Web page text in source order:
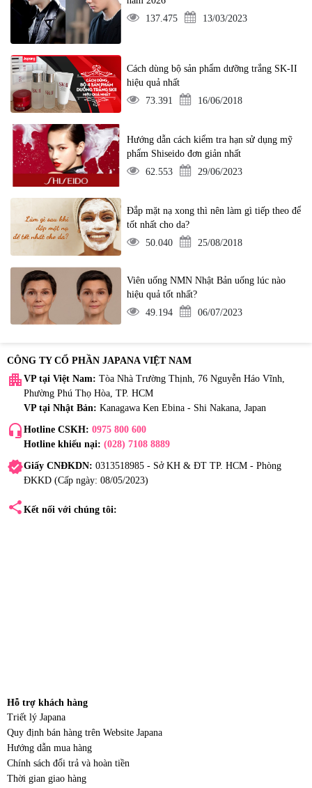
137.475
13/03/2023
Cách dùng bộ sản phẩm dưỡng trắng SK-II
hiệu quả nhất
73.391
16/06/2018
Hướng dẫn cách kiểm tra hạn sử dụng mỹ
phẩm Shiseido đơn giản nhất
62.553
29/06/2023
Đắp mặt nạ xong thì nên làm gì tiếp theo để
tốt nhất cho da?
50.040
25/08/2018
Viên uống NMN Nhật Bản uống lúc nào
hiệu quả tốt nhất?
49.194
06/07/2023
CÔNG TY CỔ PHẦN JAPANA VIỆT NAM
apartment VP tại Việt Nam: Tòa Nhà Trường Thịnh, 76 Nguyễn Háo Vĩnh,
Phường Phú Thọ Hòa, TP. HCM
VP tại Nhật Bản: Kanagawa Ken Ebina - Shi Nakana, Japan
headset_mic Hotline CSKH: 0975 800 600
Hotline khiếu nại: (028) 7108 8889
verifiedGiấy CNĐKDN: 0313518985 - Sở KH & ĐT TP. HCM - Phòng
ĐKKD (Cấp ngày: 08/05/2023)
share Kết nối với chúng tôi:
Hỗ trợ khách hàng
Triết lý Japana
Quy định bán hàng trên Website Japana
Hướng dẫn mua hàng
Chính sách đổi trả và hoàn tiền
Thời gian giao hàng